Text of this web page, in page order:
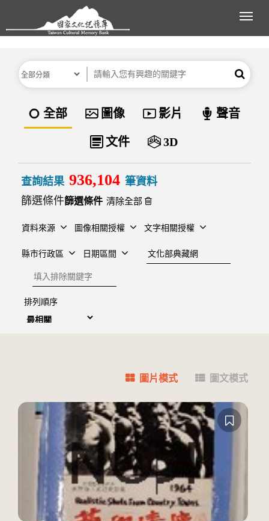
跳到主要內容區塊
展
分類 關鍵字 搜尋
資料類型
全部 圖像 影片 聲音
文件 3D
查詢結果 936,104 筆資料
篩選條件
清除全部
資料來源 圖像相關授權 文字相關授權
縣市行政區 日期區間
建檔單位
排除關鍵字
排列順序
圖片模式 圖文模式